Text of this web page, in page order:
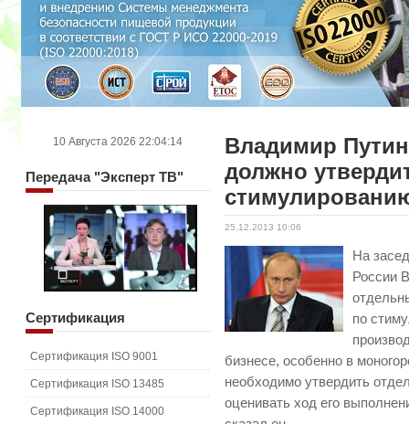
Владимир
должно
25.12.2013 10:06
На
России
по
бизнесе, особенно в
необходимо утвердить
оценивать ход его
10 Августа 2026 22:04:14
Передача"Эксперт ТВ"
Сертификация
Сертификация ISO 9001
Сертификация ISO 13485
Сертификация ISO 14000